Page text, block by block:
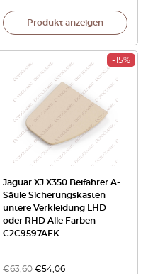
Produkt anzeigen
-15%
Jaguar XJ X350 Beifahrer A-
Säule Sicherungskasten
untere Verkleidung LHD
oder RHD Alle Farben
C2C9597AEK
€63,60 €54,06